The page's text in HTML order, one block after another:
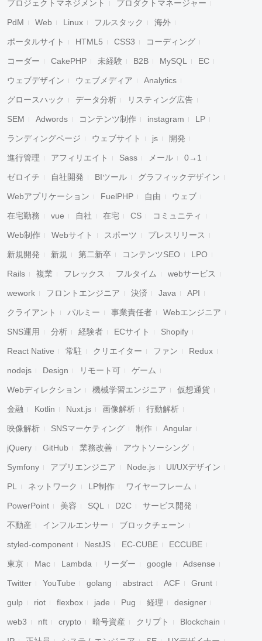
プロジェクトマネジメント プロダクトマネージャー
PdM Web Linux フルスタック 海外
ポータルサイト HTML5 CSS3 コーディング
コーダー CakePHP 未経験 B2B MySQL EC
ウェブデザイン ウェブメディア Analytics
グロースハック データ分析 リスティング広告
SEM Adwords コンテンツ制作 instagram LP
ランディングページ ウェブサイト js 開発
進行管理 アフィリエイト Sass メール 0→1
ゼロイチ 自社開発 BIツール グラフィックデザイン
Webアプリケーション FuelPHP 自由 ウェブ
在宅勤務 vue 自社 在宅 CS コミュニティ
Web制作 Webサイト スポーツ プレスリリース
新規開発 新規 第二新卒 コンテンツSEO LPO
Rails 複業 フレックス フルタイム webサービス
wework フロントエンジニア 決済 Java API
クライアント パルミー 事業責任者 Webエンジニア
SNS運用 分析 経験者 ECサイト Shopify
React Native 常駐 クリエイター ファン Redux
nodejs Design リモート可 ゲーム
Webディレクション 機械学習エンジニア 仮想通貨
金融 Kotlin Nuxt.js 画像解析 行動解析
映像解析 SNSマーケティング 制作 Angular
jQuery GitHub 業務改善 アウトソーシング
Symfony アプリエンジニア Node.js UI/UXデザイン
PL ネットワーク LP制作 ワイヤーフレーム
PowerPoint 美容 SQL D2C サービス開発
不動産 インフルエンサー ブロックチェーン
styled-component NestJS EC-CUBE ECCUBE
東京 Mac Lambda リーダー google Adsense
Twitter YouTube golang abstract ACF Grunt
gulp riot flexbox jade Pug 経理 designer
web3 nft crypto 暗号資産 クリプト Blockchain